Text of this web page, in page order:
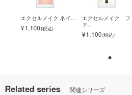
エクセルメイク ネイ...
1,100
エクセルメイク フ
ァ...
1,100
Related series 関連シリーズ